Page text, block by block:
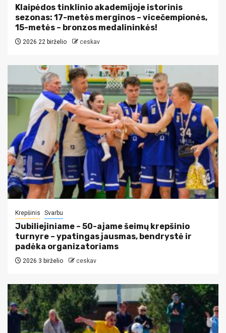
Klaipėdos tinklinio akademijoje istorinis
sezonas: 17-metės merginos – vicečempionės,
15-metės – bronzos medalininkės!
2026 22 birželio ceskav
Krepšinis Svarbu
Jubiliejiniame – 50-ajame šeimų krepšinio
turnyre – ypatingas jausmas, bendrystė ir
padėka organizatoriams
2026 3 birželio ceskav